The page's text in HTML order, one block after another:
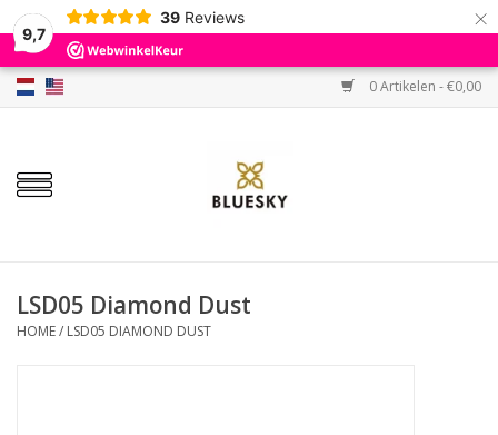
9,7
39 Reviews ×
0 Artikelen - €0,00
Home
Kleuren
Base & Top
LSD05 Diamond Dust
HOME/ LSD05 DIAMOND DUST